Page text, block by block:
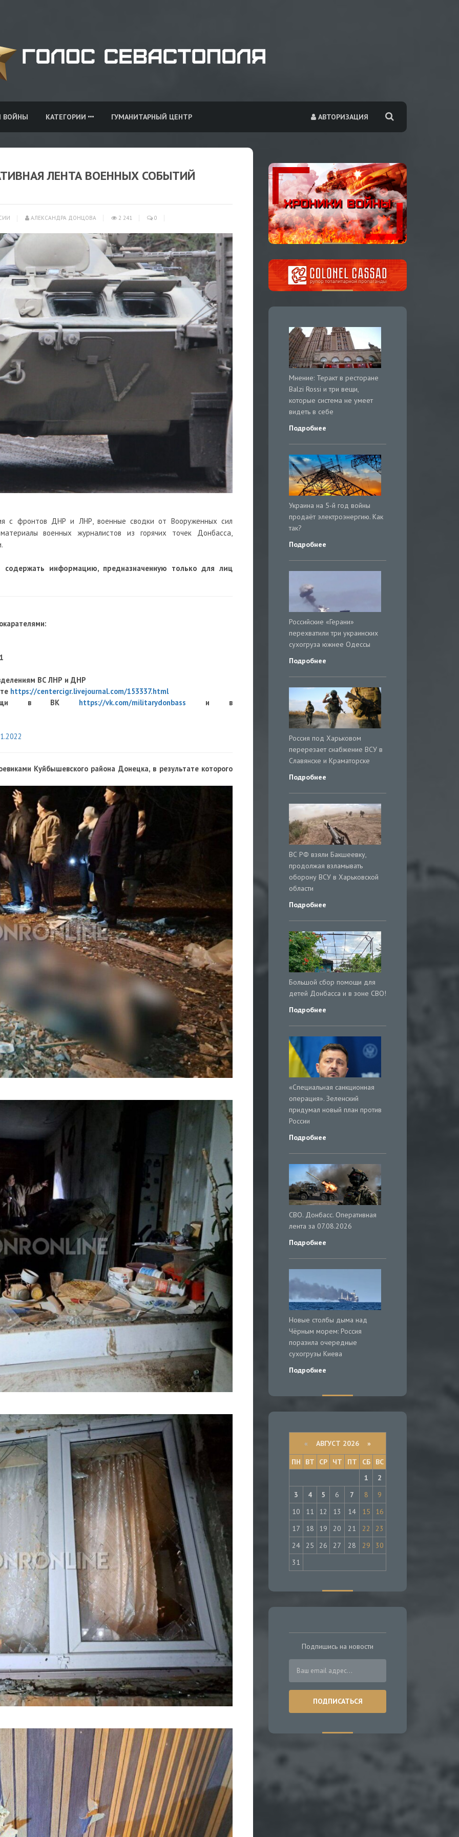
АВТОРИЗАЦИЯ
ВОЙНЫ КАТЕГОРИИ ГУМАНИТАРНЫЙ ЦЕНТР
ЛЕНТА ВОЕННЫХ СОБЫТИЙ
АЛЕКСАНДРА ДОНЦОВА 2 241 0
с фронтов ДНР и ЛНР, военные сводки от Вооруженных сил
военных журналистов из горячих точек Донбасса,
информацию, предназначенную только для лиц
ВС ЛНР и ДНР
https://centercigr.livejournal.com/153337.html
помощи в ВК https://vk.com/militarydonbass и в
Куйбышевского района Донецка, в результате которого
Мнение: Теракт в ресторане
Balzi Rossi и три вещи,
которые система не умеет
видеть в себе
Подробнее
Украина на 5-й год войны
продаёт электроэнергию. Как
так?
Подробнее
Российские «Герани»
перехватили три украинских
сухогруза южнее Одессы
Подробнее
Россия под Харьковом
перерезает снабжение ВСУ в
Славянске и Краматорске
Подробнее
ВС РФ взяли Бакшеевку,
продолжая взламывать
оборону ВСУ в Харьковской
области
Подробнее
Большой сбор помощи для
детей Донбасса и в зоне СВО!
Подробнее
«Специальная санкционная
операция». Зеленский
придумал новый план против
России
Подробнее
СВО. Донбасс. Оперативная
лента за 07.08.2026
Подробнее
Новые столбы дыма над
Чёрным морем: Россия
поразила очередные
сухогрузы Киева
Подробнее
« АВГУСТ 2026 »
ПН
ВТ СР ЧТ ПТ СБ
ВС
1
2
3
4 5 6 7 8
9
10
11 12 13 14 15
16
17
18 19 20 21 22
23
24
25 26 27 28 29
30
31
Подпишись на новости